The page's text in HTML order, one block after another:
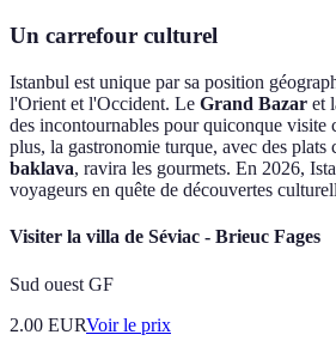
Un carrefour culturel
Istanbul est unique par sa position
l'Orient et l'Occident. Le Grand Bazar et
des incontournables pour quiconque visite
plus, la gastronomie turque, avec des plats
baklava, ravira les gourmets. En 2026,
voyageurs en quête de découvertes
Visiter la villa de Séviac - Brieuc Fages
Sud ouest GF
2.00 EURVoir le prix